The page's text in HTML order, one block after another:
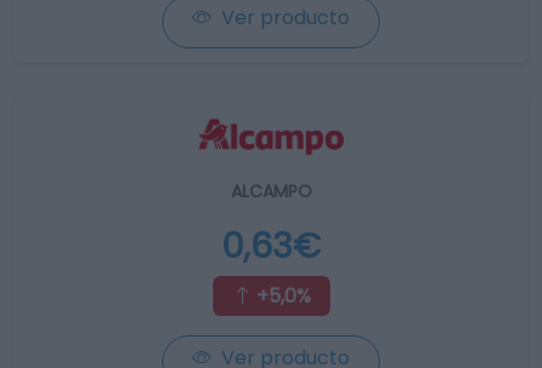
Ver producto
ALCAMPO
0,63€
+5,0%
Ver producto